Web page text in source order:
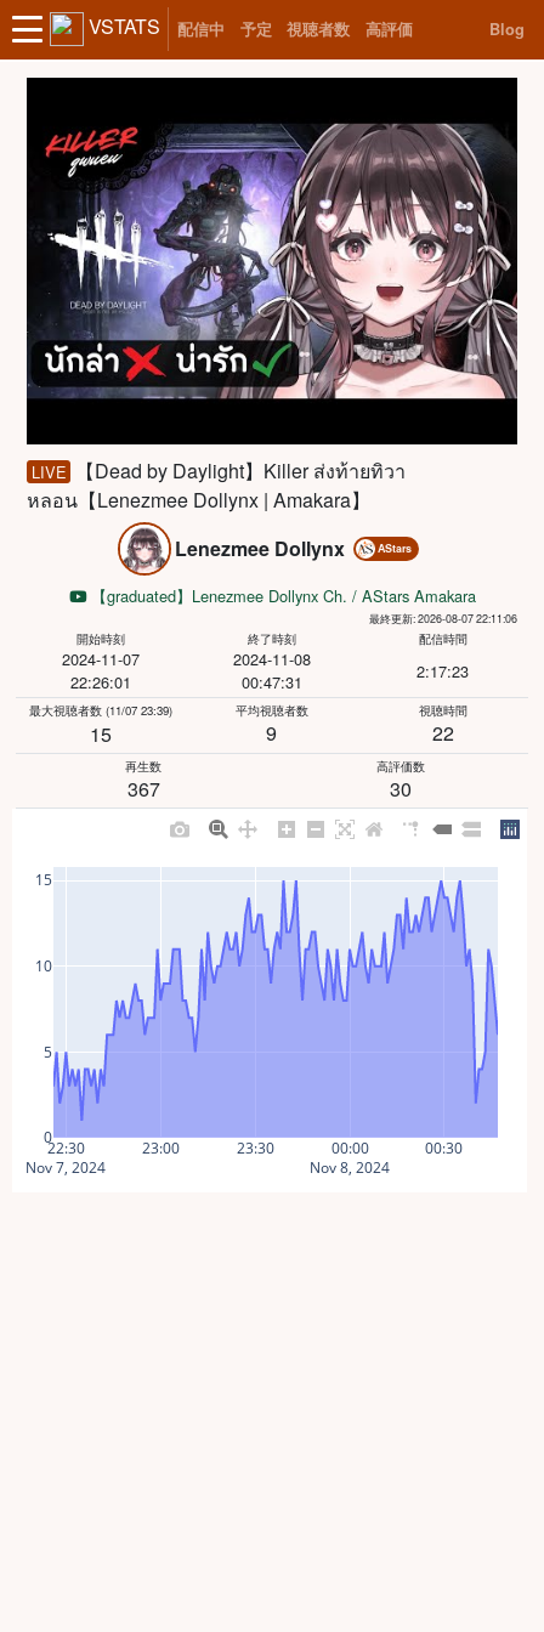
VSTATS 配信中 予定 視聴者数 高評価 Blog
LIVE
【Dead by Daylight】Killer ส่งท้ายทิวา
หลอน【Lenezmee Dollynx | Amakara】
Lenezmee Dollynx
AStars
【graduated】Lenezmee Dollynx Ch. / AStars Amakara
最終更新: 2026-08-07 22:11:06
開始時刻
2024-11-07
22:26:01
終了時刻
2024-11-08
00:47:31
配信時間
2:17:23
最大視聴者数 (11/07 23:39)
15
平均視聴者数
9
視聴時間
22
再生数
367
高評価数
30
22:30
Nov 7, 2024
23:00 23:30 00:00
Nov 8, 2024
00:30
0
5
10
15